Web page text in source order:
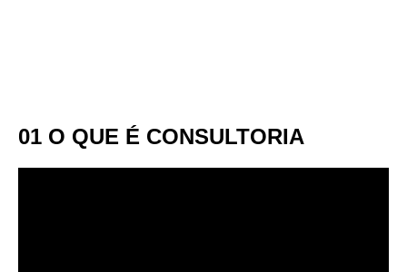
01 O QUE É CONSULTORIA